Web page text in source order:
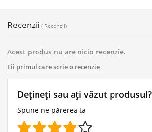
Recenzii ( Recenzii)
Acest produs nu are nicio recenzie.
Fii primul care scrie o recenzie
Dețineți sau ați văzut produsul?
Spune-ne părerea ta